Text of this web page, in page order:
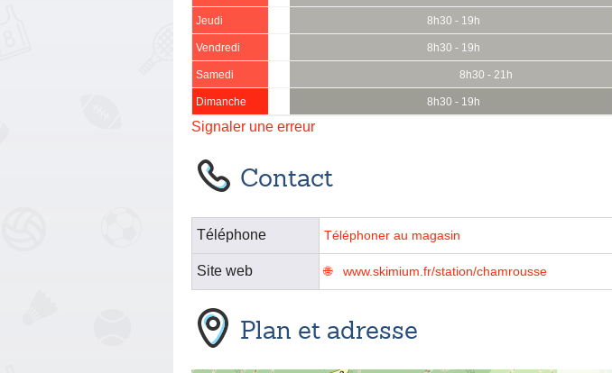
Jeudi 8h30 - 19h
Vendredi 8h30 - 19h
Samedi 8h30 - 21h
Dimanche 8h30 - 19h
Signaler une erreur
Contact
Téléphone Téléphoner au magasin
Site web www.skimium.fr/station/chamrousse
Plan et adresse